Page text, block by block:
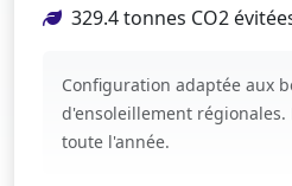
329.4 tonnes CO2
Configuration adaptée aux
d'ensoleillement régionales.
toute l'année.